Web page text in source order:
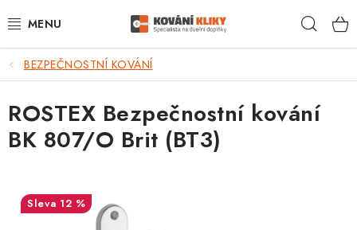
na
VÝPRODEJ - TOP AKCE
BLOG
UŽITEČNÉ RADY
VRÁCENÍ ZBOŽÍ
BEZPEČNOSTNÍ KOVÁNÍ
ROSTEX Bezpečnostní kování
BK 807/O Brit (BT3)
12 %